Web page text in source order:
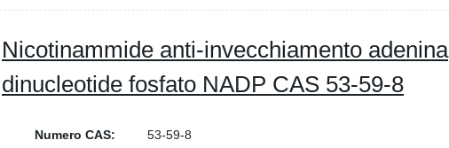
Nicotinammide anti-invecchiamento adenina
dinucleotide fosfato NADP CAS 53-59-8
Numero CAS:
53-59-8